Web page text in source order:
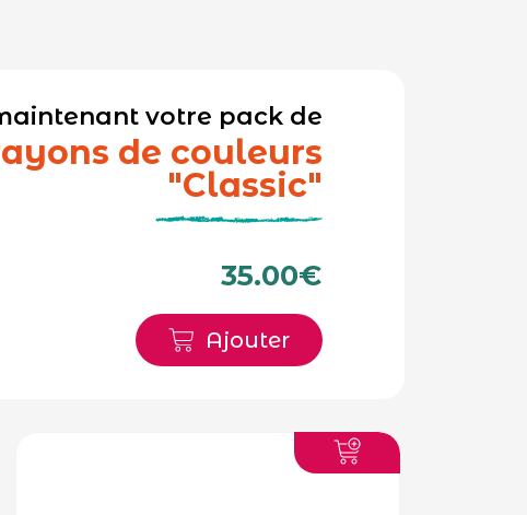
votre pack de
de couleurs
"Classic"
35.00€
Ajouter